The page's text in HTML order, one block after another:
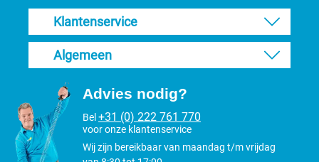
Klantenservice
Algemeen
Advies nodig?
Bel +31 (0) 222 761 770
voor onze klantenservice
Wij zijn bereikbaar van maandag t/m vrijdag